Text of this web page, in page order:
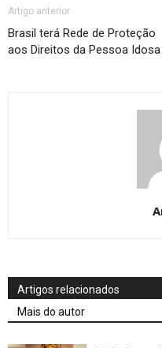
Artigo anterior
Brasil terá Rede de Proteção
aos Direitos da Pessoa Idosa
Artigos relacionados
Mais do autor